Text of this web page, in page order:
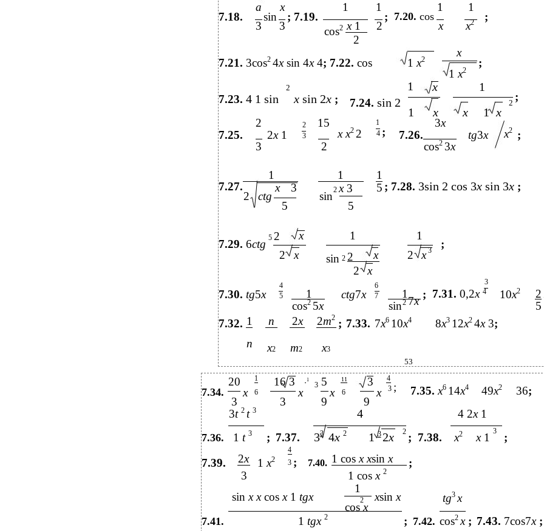
a
x 1 1 1 1
7.18. sin ; 7.19. ; 7.20. cos ;
3 3 cos2 x 1 2 x x2
2
7.21. 3cos2 4xsin 4x4; 7.22. cos
x
1 x2
;
1 x2
7.23. 4 1 sin x sin 2x ;
1
2 x 1
7.24. sin 2
1 x 1
2 ;
x x
2 2 15 1 3x
x x2 2
7.25. 2x 1 4 ; 7.26. tg3x x2 ;
3
3 2 cos2 3x
1 1
1
; 7.28. 3sin 2 cos 3x sin 3x ;
7.27. 2x 3
x 3 5
2 ctg sin
5 5
5 2 x 1 1
7.29. 6ctg
;
2
x 2 2 x 2 x 3
sin
2
x
4 6 3
7.30. tg5x 1 ctg7x 1 ; 7.31. 0,2x 4 10x2 2
5 7
cos2 5x sin2 7x
5
7.32. 1 n 2x 2m2 ; 7.33. 7x6 10x4 8x3 12x2 4x 3;
x2 m2
n x3
53
1 1 11 4
20 16 3 5 3
3 7.35. x6 14x4 49x2 36;
7.34. x 6 x x 6 x 3 ;
3
3 9
9
4 2x 1
3t 2 t 3 4
7.38.
7.36. ; 7.37. ; ;
1 t 3 13 2 x2 x 1 3
33 4x 2 2x
2x
4
1 cos x xsin x
7.39. 1 x2 3 ; 7.40.
;
3
1 cos x 2
sin x xcos x 1 tgx
1
xsin x tg3 x
2
7.41.
cos x
; 7.42. ; 7.43. 7cos7x ;
1 tgx 2 cos2 x